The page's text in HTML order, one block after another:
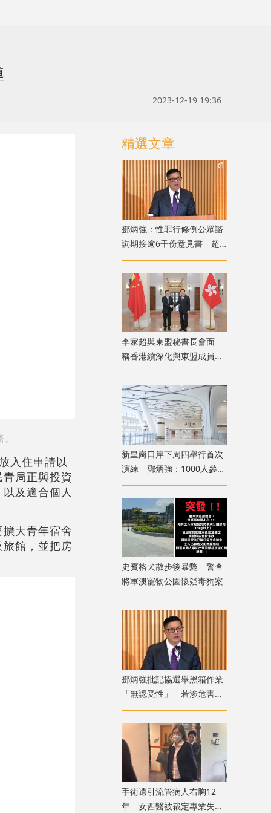
2023-12-19 19:36
入住申請以
局正與投資
及適合個人
大青年宿舍
館，並把房
精選文章
鄧炳強：性罪行修例公眾諮
詢期接逾6千份意見書 超
過90%表態支持
李家超與東盟秘書長會面
稱香港續深化與東盟成員國
交流合作
新皇崗口岸下周四舉行首次
演練 鄧炳強：1000人參與
測試交通
史賓格犬散步後暴斃 警查
將軍澳寵物公園懷疑毒狗案
鄧炳強批記協選舉黑箱作業
「無認受性」 若涉危害國
安「後果自負」
手術遺引流管病人右胸12
年 女西醫被裁定專業失當